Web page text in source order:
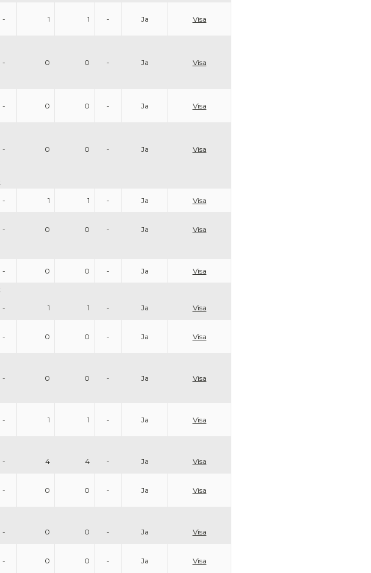
- 1 1 - Ja Visa
- 0 0 - Ja Visa
- 0 0 - Ja Visa
- 0 0 - Ja Visa
- 1 1 - Ja Visa
- 0 0 - Ja Visa
- 0 0 - Ja Visa
- 1 1 - Ja Visa
- 0 0 - Ja Visa
- 0 0 - Ja Visa
- 1 1 - Ja Visa
- 4 4 - Ja Visa
- 0 0 - Ja Visa
- 0 0 - Ja Visa
- 0 0 - Ja Visa